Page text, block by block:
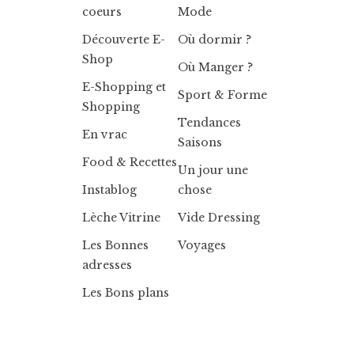
coeurs
Découverte E-
Shop
E-Shopping et
Shopping
En vrac
Food & Recettes
Instablog
Lèche Vitrine
Les Bonnes
adresses
Les Bons plans
Mode
Où dormir ?
Où Manger ?
Sport & Forme
Tendances
Saisons
Un jour une
chose
Vide Dressing
Voyages